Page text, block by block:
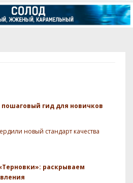
гид для новичков
новый стандарт качества
раскрываем